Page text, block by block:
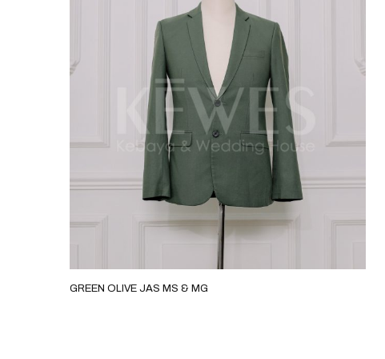
SAGE GREEN JAS MV 2